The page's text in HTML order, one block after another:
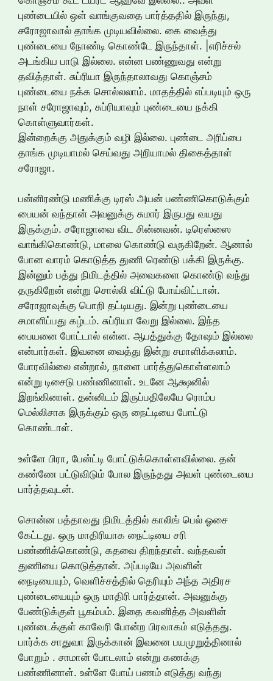
புண்டையில் ஒள் வாங்குவதை பார்த்ததில் இருந்து,
சரோஜாவால் தாங்க முடியவில்லை. கை வைத்து
புண்டையை நோண்டி கொண்டே இருந்தாள். |எரிச்சல்
அடங்கிய பாடு இல்லை. என்ன பண்ணுவது என்று
தவித்தாள். சுப்ரியா இருந்தாலாவது கொஞ்சம்
புண்டையை நக்க சொல்லலாம். மாதத்தில் எப்படியும் ஒரு
நாள் சரோஜாவும், சுப்ரியாவும் புண்டையை நக்கி
கொள்ளுவார்கள்.
இன்றைக்கு அதுக்கும் வழி இல்லை. புண்டை அரிப்பை
தாங்க முடியாமல் செய்வது அறியாமல் திகைத்தாள்
சரோஜா.
பன்னிரண்டு மணிக்கு டிரஸ் அயன் பண்ணிகொடுக்கும்
பையன் வந்தான் அவனுக்கு சுமார் இருபது வயது
இருக்கும். சரோஜாவை விட சின்னவன். டிரெஸ்ஸை
வாங்கிகொண்டு, மாலை கொண்டு வருகிறேன். ஆனால்
போன வாரம் கொடுத்த துணி ரெண்டு பக்கி இருக்கு.
இன்னும் பத்து நிமிடத்தில் அவைகளை கொண்டு வந்து
தருகிறேன் என்று சொல்லி விட்டு போய்விட்டான்.
சரோஜாவுக்கு பொறி தட்டியது. இன்று புண்டையை
சமாளிப்பது கழ்டம். சுப்ரியா வேறு இல்லை. இந்த
பையனை போட்டால் என்ன. ஆபத்துக்கு தோஷம் இல்லை
என்பார்கள். இவனை வைத்து இன்று சமாளிக்கலாம்.
போரவில்லை என்றால், நாளை பார்த்துகொள்ளலாம்
என்று டிசைடு பண்ணினாள். உடனே ஆக்ஷனில்
இறங்கினாள். தன்னிடம் இருப்பதிலேயே ரொம்ப
மெல்லிசாக இருக்கும் ஒரு நைட்டியை போட்டு
கொண்டாள்.
உள்ளே பிரா, பேன்ட்டி போட்டுக்கொள்ளவில்லை. தன்
கண்ணே பட்டுவிடும் போல இருந்தது அவள் புண்டையை
பார்த்தவுடன்.
சொன்ன பத்தாவது நிமிடத்தில் காலிங் பெல் ஓசை
கேட்டது. ஒரு மாதிரியாக நைட்டியை சரி
பண்ணிக்கொண்டு, கதவை திறந்தாள். வந்தவன்
துணியை கொடுத்தான். அப்படியே அவளின்
நைடியையும், வெளிச்சத்தில் தெரியும் அந்த அதிரச
புண்டையையும் ஒரு மாதிரி பார்த்தான். அவனுக்கு
பேண்டுக்குள் பூகம்பம். இதை கவனித்த அவளின்
புண்டைக்குள் காவேரி போன்ற பிரவாகம் எடுத்தது.
பார்க்க சாதுவா இருக்கான் இவனை பயமுறுத்தினால்
போறும் . சாமான் போடலாம் என்று கணக்கு
பண்ணினாள். உள்ளே போய் பணம் எடுத்து வந்து